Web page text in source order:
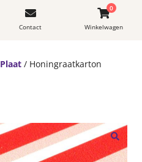
Contact
0
Winkelwagen
Plaat / Honingraatkarton
🔍